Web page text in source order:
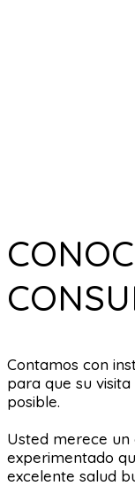
Contamos con
para que su
posible.
Usted merece
experimentado
excelente salud